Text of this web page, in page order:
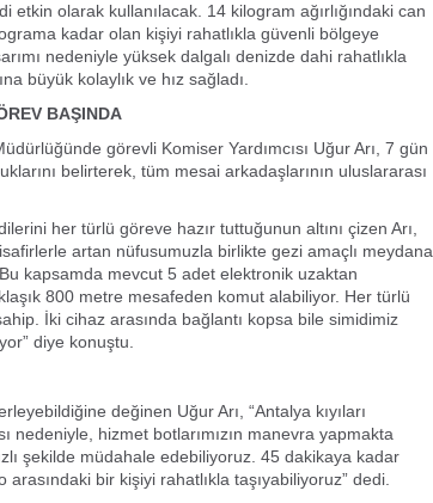
olarak kullanılacak. 14 kilogram ağırlığındaki can
kadar olan kişiyi rahatlıkla güvenli bölgeye
nedeniyle yüksek dalgalı denizde dahi rahatlıkla
büyük kolaylık ve hız sağladı.
BAŞINDA
görevli Komiser Yardımcısı Uğur Arı, 7 gün
belirterek, tüm mesai arkadaşlarının uluslararası
her türlü göreve hazır tuttuğunun altını çizen Arı,
artan nüfusumuzla birlikte gezi amaçlı meydana
kapsamda mevcut 5 adet elektronik uzaktan
800 metre mesafeden komut alabiliyor. Her türlü
İki cihaz arasında bağlantı kopsa bile simidimiz
diye konuştu.
değinen Uğur Arı, “Antalya kıyıları
nedeniyle, hizmet botlarımızın manevra yapmakta
şekilde müdahale edebiliyoruz. 45 dakikaya kadar
bir kişiyi rahatlıkla taşıyabiliyoruz” dedi.